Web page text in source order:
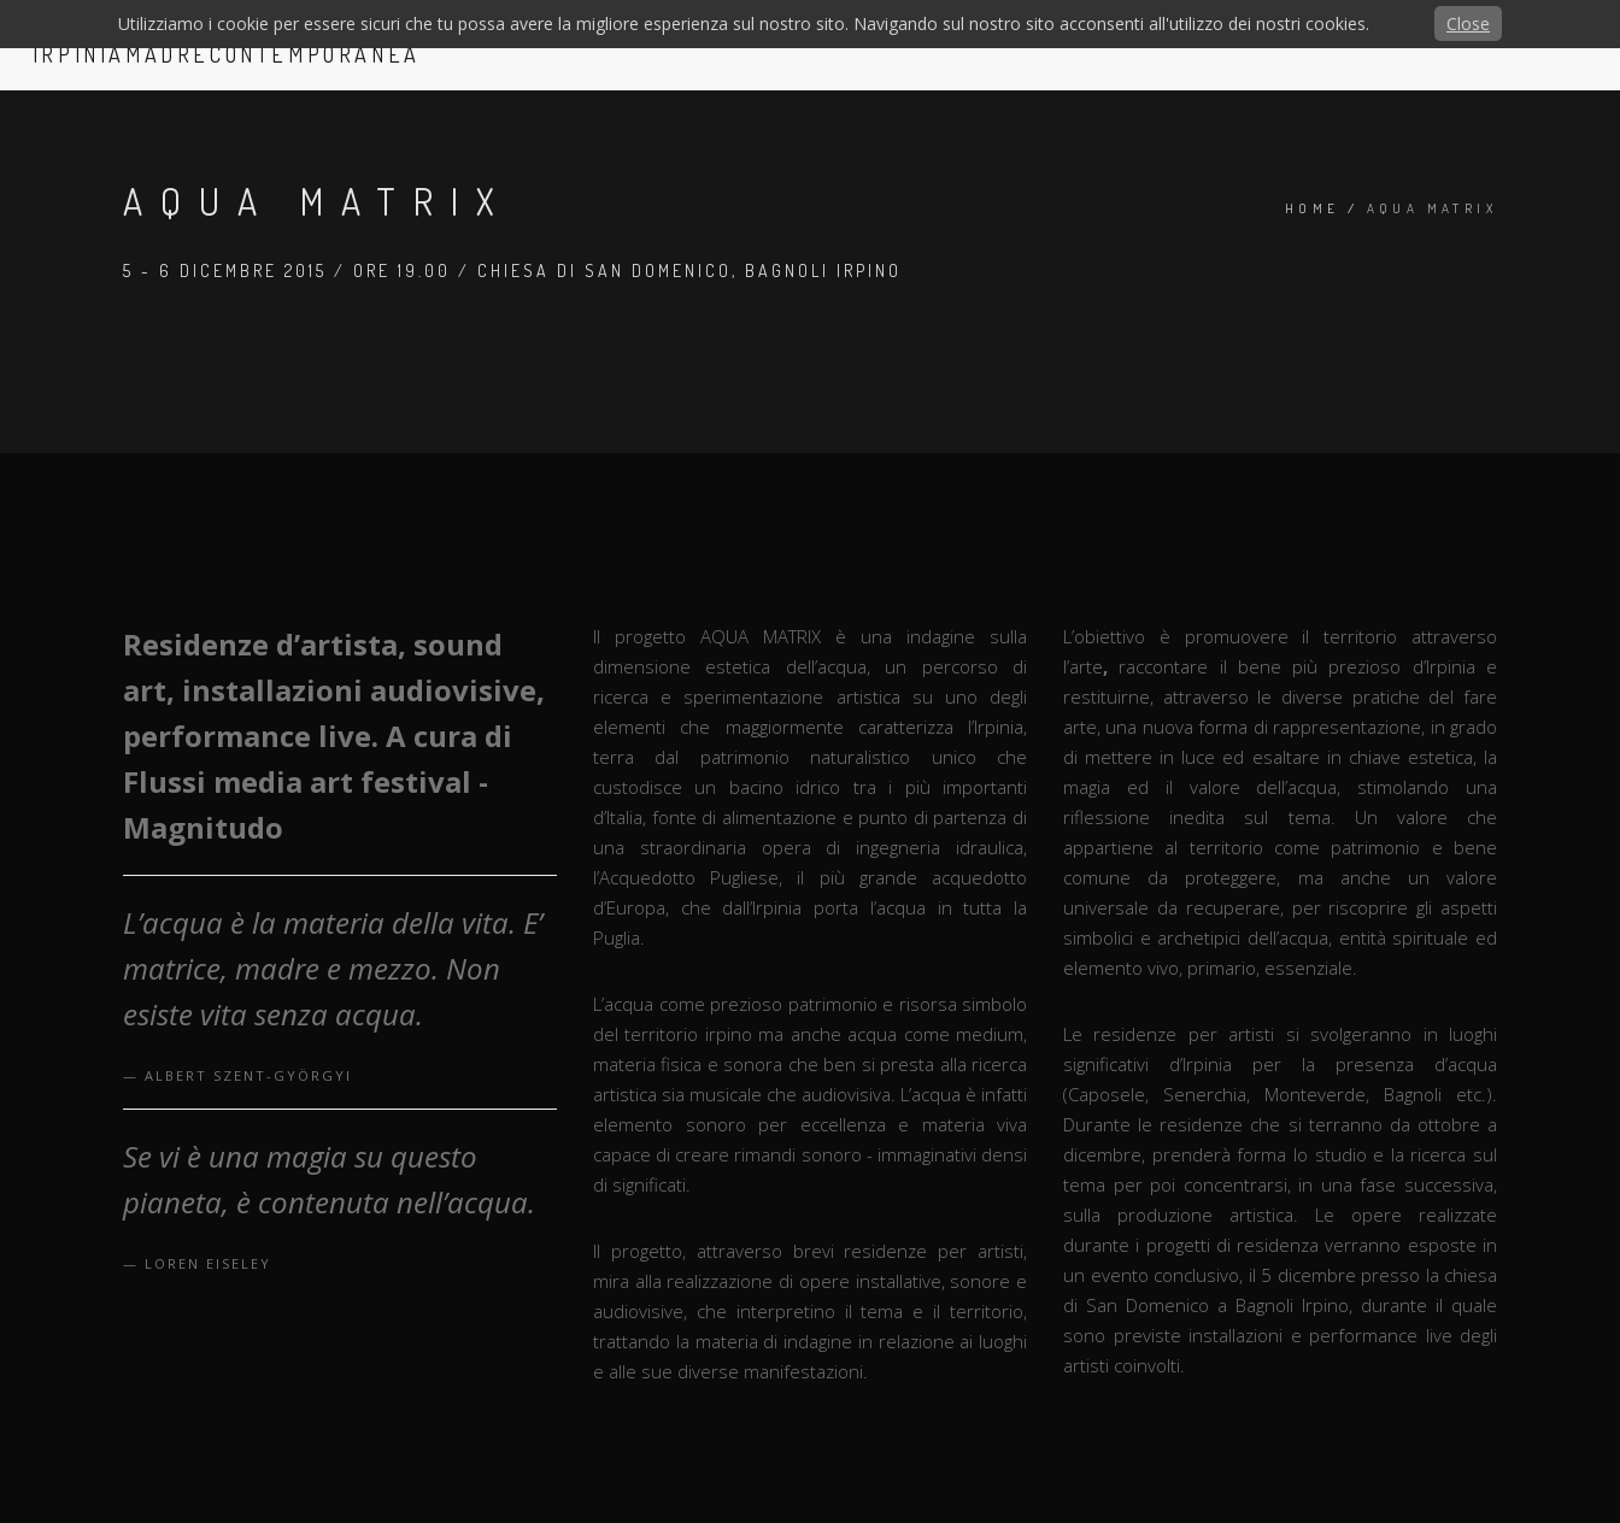
MOSTRA NUNZIO
AQUA MATRIX
5 - 6 DICEMBRE 2015 / ORE 19.00 / CHIESA DI SAN DOMENICO, BAGNOLI IRPINO
HOME / AQUA MATRIX
Residenze d’artista, sound
art, installazioni audiovisive,
performance live. A cura di
Flussi media art festival -
Magnitudo
L’acqua è la materia della vita. E’
matrice, madre e mezzo. Non
esiste vita senza acqua.
ALBERT SZENT-GYÖRGYI
Se vi è una magia su questo
pianeta, è contenuta nell’acqua.
LOREN EISELEY
Il progetto AQUA MATRIX è una indagine sulla
dimensione estetica dell’acqua, un percorso di
ricerca e sperimentazione artistica su uno degli
elementi che maggiormente caratterizza l’Irpinia,
terra dal patrimonio naturalistico unico che
custodisce un bacino idrico tra i più importanti
d’Italia, fonte di alimentazione e punto di partenza di
una straordinaria opera di ingegneria idraulica,
l’Acquedotto Pugliese, il più grande acquedotto
d’Europa, che dall’Irpinia porta l’acqua in tutta la
Puglia.
L’acqua come prezioso patrimonio e risorsa simbolo
del territorio irpino ma anche acqua come medium,
materia fisica e sonora che ben si presta alla ricerca
artistica sia musicale che audiovisiva. L’acqua è infatti
elemento sonoro per eccellenza e materia viva
capace di creare rimandi sonoro - immaginativi densi
di significati.
Il progetto, attraverso brevi residenze per artisti,
mira alla realizzazione di opere installative, sonore e
audiovisive, che interpretino il tema e il territorio,
trattando la materia di indagine in relazione ai luoghi
e alle sue diverse manifestazioni.
L’obiettivo è promuovere il territorio attraverso
l’arte, raccontare il bene più prezioso d’Irpinia e
restituirne, attraverso le diverse pratiche del fare
arte, una nuova forma di rappresentazione, in grado
di mettere in luce ed esaltare in chiave estetica, la
magia ed il valore dell’acqua, stimolando una
riflessione inedita sul tema. Un valore che
appartiene al territorio come patrimonio e bene
comune da proteggere, ma anche un valore
universale da recuperare, per riscoprire gli aspetti
simbolici e archetipici dell’acqua, entità spirituale ed
elemento vivo, primario, essenziale.
Le residenze per artisti si svolgeranno in luoghi
significativi d’Irpinia per la presenza d’acqua
(Caposele, Senerchia, Monteverde, Bagnoli etc.).
Durante le residenze che si terranno da ottobre a
dicembre, prenderà forma lo studio e la ricerca sul
tema per poi concentrarsi, in una fase successiva,
sulla produzione artistica. Le opere realizzate
durante i progetti di residenza verranno esposte in
un evento conclusivo, il 5 dicembre presso la chiesa
di San Domenico a Bagnoli Irpino, durante il quale
sono previste installazioni e performance live degli
artisti coinvolti.
Utilizziamo i cookie per essere sicuri che tu possa avere la migliore esperienza sul nostro sito. Navigando sul nostro sito acconsenti all'utilizzo dei nostri cookies. Close